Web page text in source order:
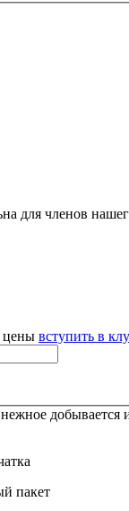
для членов
цены вступить в
пакет